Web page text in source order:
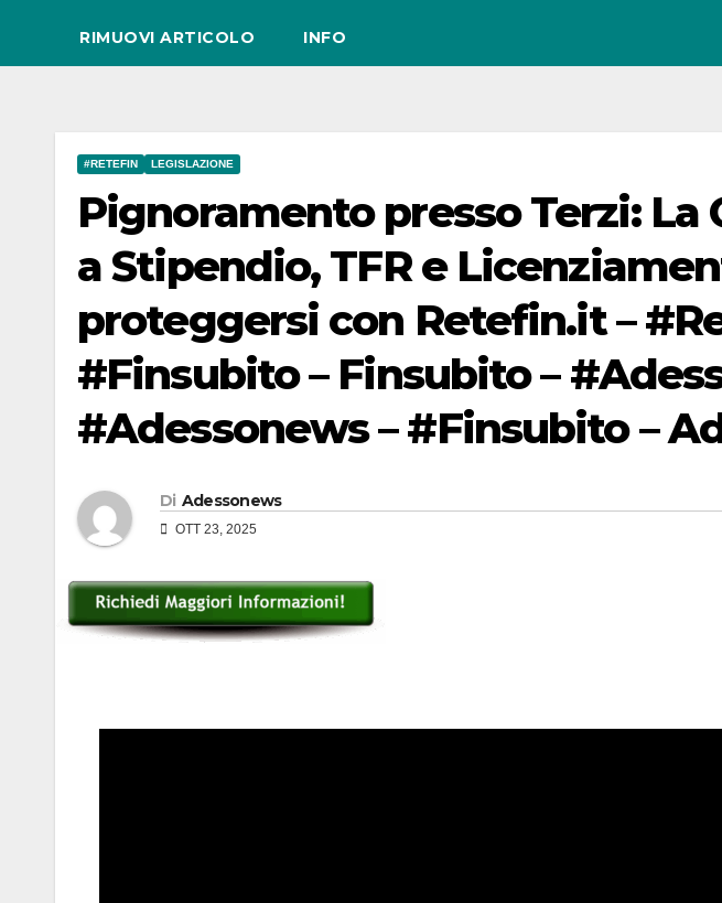
RIMUOVI ARTICOLO INFO
#RETEFIN LEGISLAZIONE
Pignoramento presso Terzi:
a Stipendio, TFR e
proteggersi con Retefin.it –
#Finsubito – Finsubito –
#Adessonews – #Finsubito –
Di Adessonews
OTT 23, 2025